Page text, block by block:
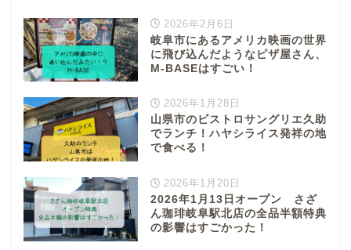
2026年2月6日
岐阜市にあるアメリカ映画の世界
に飛び込んだようなピザ屋さん、
M-BASEはすごい！
2026年1月28日
山県市のビストロサングリエ久助
でランチ！ハヤシライス発祥の地
で食べる！
2026年1月20日
2026年1月13日オープン さざ
ん珈琲岐阜駅北店の全品半額特典
の影響はすごかった！